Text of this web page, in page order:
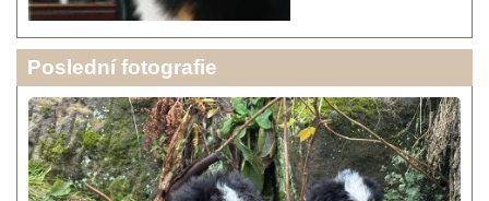
Poslední fotografie